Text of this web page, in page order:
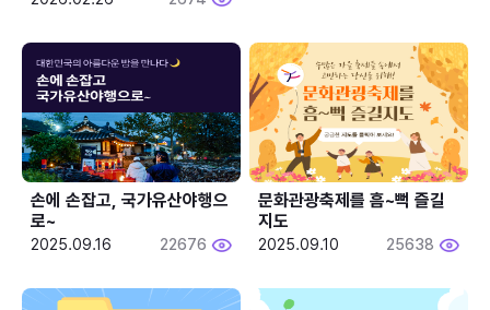
손에 손잡고, 국가유산야행으
로~
2025.09.16 22676
문화관광축제를 흠~뻑 즐길
지도
2025.09.10 25638